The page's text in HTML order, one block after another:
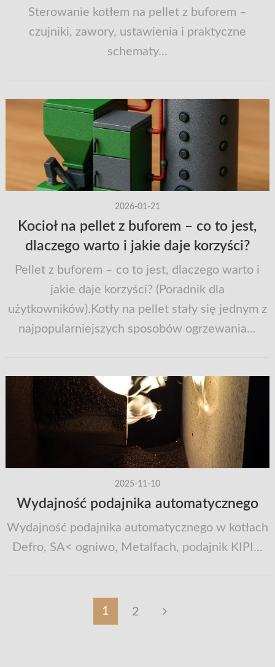
Sterowanie kotłem na pellet z buforem –
czujniki, zawory, ustawienia i praktyczne
schematy...
2026-01-21
Kocioł na pellet z buforem – co to jest,
dlaczego warto i jakie daje korzyści?
Pellet z buforem – co to jest, dlaczego warto i
jakie daje korzyści? (Poradnik dla
użytkowników).Kotły na pellet stały się jednym z
najpopularniejszych sposobów ogrzewania...
2025-11-10
Wydajność podajnika automatycznego
Wydajność podajnika automatycznego w kotłach
Defro, SA< ogniwo, Metalfach, podajnik KIPI...
Stronicowanie1 2